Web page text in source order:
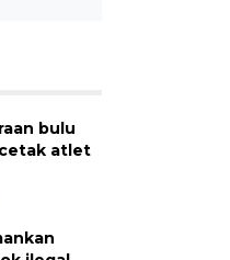
bulu
atlet